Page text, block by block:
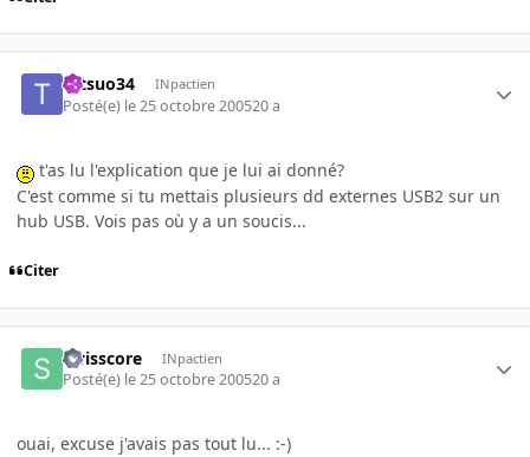
tetsuo34 INpactien
Posté(e) le 25 octobre 200520 a
t'as lu l'explication que je lui ai donné?
C'est comme si tu mettais plusieurs dd externes USB2 sur un
hub USB. Vois pas où y a un soucis...
Citer
swisscore INpactien
Posté(e) le 25 octobre 200520 a
ouai, excuse j'avais pas tout lu... :-)